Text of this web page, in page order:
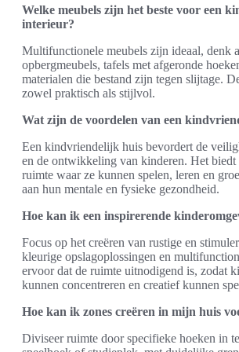
Welke meubels zijn het beste voor een
interieur?
Multifunctionele meubels zijn ideaal, denk
opbergmeubels, tafels met afgeronde
materialen die bestand zijn tegen slijtage.
zowel praktisch als stijlvol.
Wat zijn de voordelen van een
Een kindvriendelijk huis bevordert de
en de ontwikkeling van kinderen. Het biedt
ruimte waar ze kunnen spelen, leren en
aan hun mentale en fysieke gezondheid.
Hoe kan ik een inspirerende
Focus op het creëren van rustige en
kleurige opslagoplossingen en
ervoor dat de ruimte uitnodigend is, zodat
kunnen concentreren en creatief kunnen
Hoe kan ik zones creëren in mijn huis
Diviseer ruimte door specifieke hoeken in